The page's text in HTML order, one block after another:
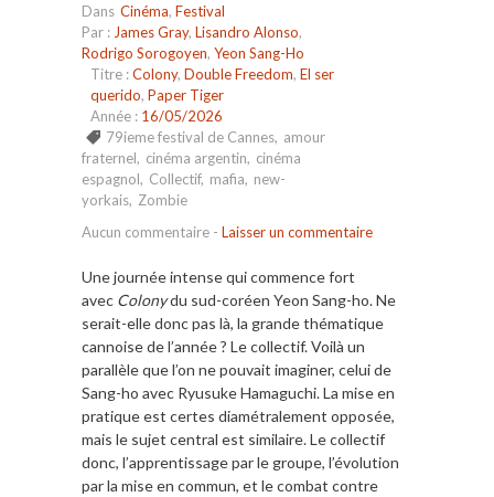
Dans Cinéma, Festival
Par : James Gray, Lisandro Alonso,
Rodrigo Sorogoyen, Yeon Sang-Ho
Titre :Colony, Double Freedom, El ser
querido, Paper Tiger
Année : 16/05/2026
79ieme festival de Cannes, amour
fraternel, cinéma argentin, cinéma
espagnol, Collectif, mafia, new-
yorkais, Zombie
Aucun commentaire - Laisser un commentaire
Une journée intense qui commence fort
avec Colonydu sud-coréen Yeon Sang-ho. Ne
serait-elle donc pas là, la grande thématique
cannoise de l’année ? Le collectif. Voilà un
parallèle que l’on ne pouvait imaginer, celui de
Sang-ho avec Ryusuke Hamaguchi. La mise en
pratique est certes diamétralement opposée,
mais le sujet central est similaire. Le collectif
donc, l’apprentissage par le groupe, l’évolution
par la mise en commun, et le combat contre